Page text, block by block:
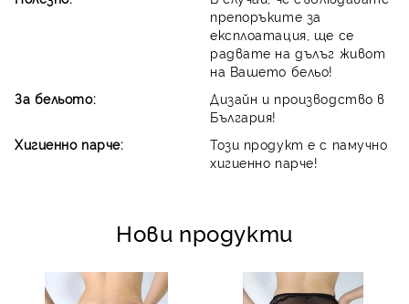
препоръките за
експлоатация, ще се
радвате на дълъг живот
на Вашето бельо!
За бельото:
Дизайн и производство в
България!
Хигиенно парче:
Този продукт е с памучно
хигиенно парче!
Нови продукти